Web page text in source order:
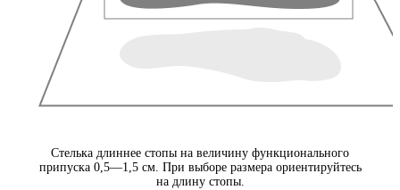
Стелька длиннее стопы на величину функционального
припуска 0,5—1,5 см. При выборе размера ориентируйтесь
на длину стопы.